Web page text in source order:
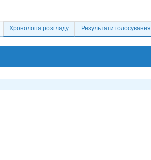
Хронологія розгляду Результати голосування